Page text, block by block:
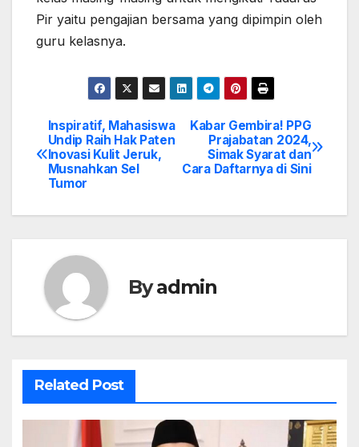
Pir yaitu pengajian bersama yang dipimpin oleh
guru kelasnya.
Post
navigation
Kabar Gembira! PPG
Prajabatan 2024,
Simak Syarat dan
Cara Daftarnya di Sini
Inspiratif, Mahasiswa
Undip Raih Hak Paten
Inovasi Kulit Jeruk,
Musnahkan Sel
Tumor
Byadmin
Related Post